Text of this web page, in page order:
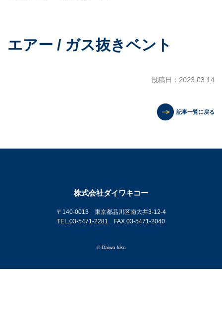
エアー / ガス抜きベント
投稿日：2023.03.14
記事一覧に戻る
株式会社ダイワキコー
〒140-0013 東京都品川区南大井3-12-4
TEL.03-5471-2281 FAX.03-5471-2040
© Daiwa kiko